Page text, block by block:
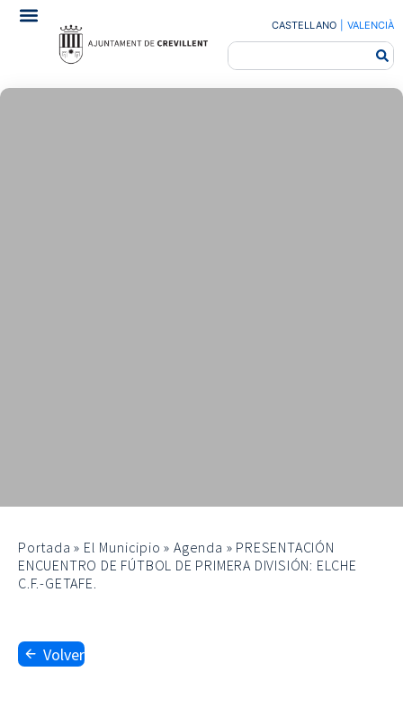
CASTELLANO VALENCIÀ
Portada » El Municipio »Agenda » PRESENTACIÓN
ENCUENTRO DE FÚTBOL DE PRIMERA DIVISIÓN: ELCHE
C.F.-GETAFE.
Volver